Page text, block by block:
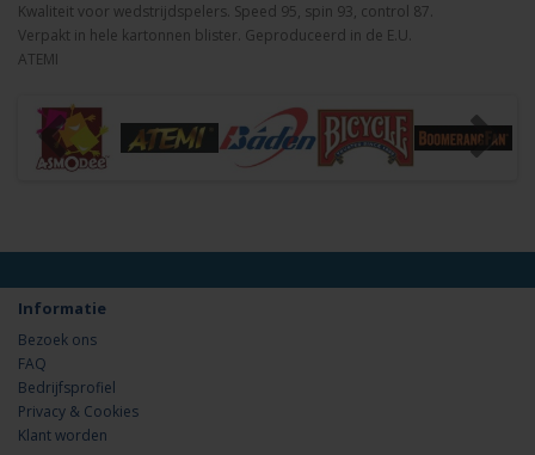
Kwaliteit voor wedstrijdspelers. Speed 95, spin 93, control 87.
Verpakt in hele kartonnen blister. Geproduceerd in de E.U.
ATEMI
Informatie
Bezoek ons
FAQ
Bedrijfsprofiel
Privacy & Cookies
Klant worden